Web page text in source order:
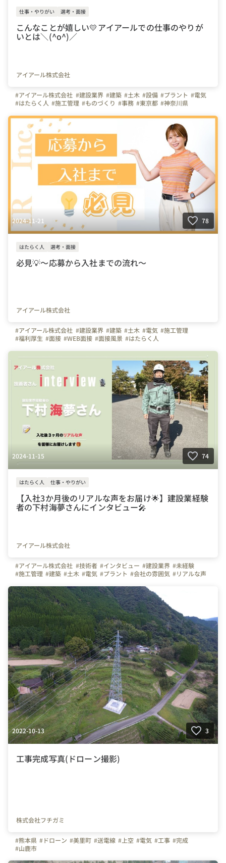
仕事・やりがい 選考・面接
こんなことが嬉しい💛アイアールでの仕事のやりが
いとは＼(^o^)／
アイアール株式会社
#アイアール株式会社 #建設業界 #建築 #土木 #設備 #プラント #電気
#はたらく人 #施工管理 #ものづくり #事務 #東京都 #神奈川県
#未経験
2024-11-21 78
はたらく人 選考・面接
必見💡～応募から入社までの流れ～
アイアール株式会社
#アイアール株式会社 #建設業界 #建築 #土木 #電気 #施工管理
#福利厚生 #面接 #WEB面接 #面接風景 #はたらく人
#ビジョン #ワークライフバランス
#成長・キャリア
#仕事・やりがい #職場の雰囲気
2024-11-15 74
はたらく人 仕事・やりがい
【入社3か月後のリアルな声をお届け🌟】建設業経験
者の下村海夢さんにインタビュー🎤
アイアール株式会社
#アイアール株式会社 #技術者 #インタビュー #建設業界 #未経験
#施工管理 #建築 #土木 #電気 #プラント #会社の雰囲気 #リアルな声
#雰囲気 #TikTok #TikTok人気 #社員 #社員大事 #最高
#横浜 #名古屋 #大阪 #福岡
2022-10-13 3
工事完成写真(ドローン撮影)
株式会社フチガミ
#熊本県 #ドローン #美里町 #送電線 #上空 #電気 #工事 #完成
#山鹿市